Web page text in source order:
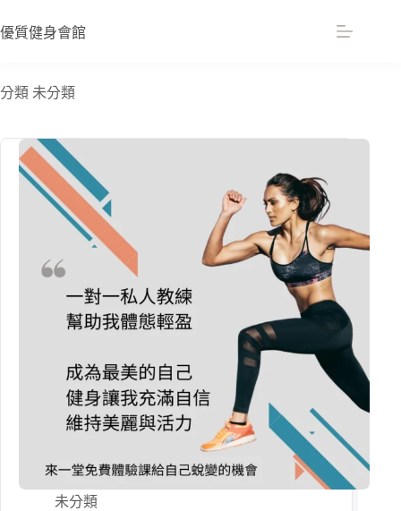
至
內
優質健身會館
分類 未分類
未分類